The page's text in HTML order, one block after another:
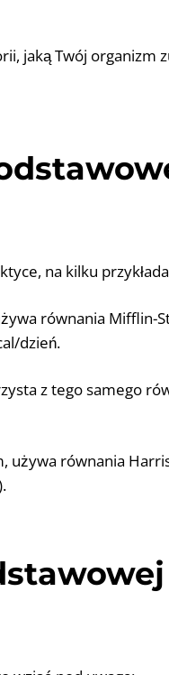
jaką Twój organizm
na kilku
równania Mifflin-
dzień.
z tego samego
używa równania